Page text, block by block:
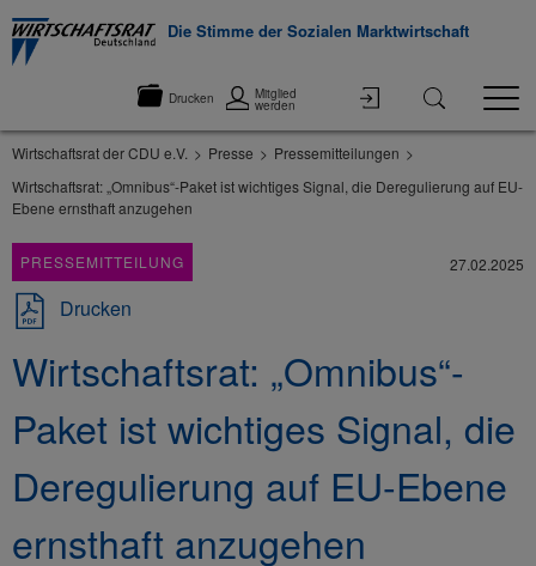
Die Stimme der Sozialen Marktwirtschaft
Drucken Mitglied
werden
Wirtschaftsrat der CDU e.V. Presse
Pressemitteilungen
Wirtschaftsrat: „Omnibus“-Paket ist wichtiges Signal, die Deregulierung auf EU-
Ebene ernsthaft anzugehen
PRESSEMITTEILUNG 27.02.2025
Drucken
Wirtschaftsrat: „Omnibus“-
Paket ist wichtiges Signal, die
Deregulierung auf EU-Ebene
ernsthaft anzugehen